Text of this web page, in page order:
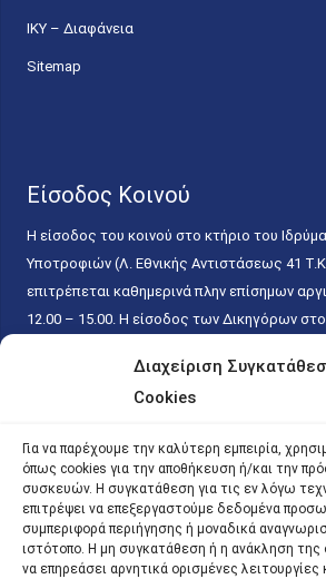
Διαχείριση
Cookies
Για να παρέχουμε την καλύτερη εμπειρία,
όπως cookies για την αποθήκευση ή/και την
συσκευών. Η συγκατάθεση για τις εν λόγω
επιτρέψει να επεξεργαστούμε δεδομένα
συμπεριφορά περιήγησης ή μοναδικά
ιστότοπο. Η μη συγκατάθεση ή η ανάκληση της
να επηρεάσει αρνητικά ορισμένες λειτουργίες
ΙΚΥ – Διαφάνεια
Sitemap
Είσοδος Κοινού
Η είσοδος του κοινού στο κτήριο του
Υποτροφιών (Λ. Εθνικής Αντιστάσεως 41
επιτρέπεται καθημερινά πλην επίσημων
12.00 – 15.00. Η είσοδος των Δικηγόρων στο
κάθε εργάσιμη ημέρα και ώρα χωρίς
περιορισμό. Η είσοδος του κοινού ειδικά
15.00. Η εξυπηρέτηση του κοινού
παγίων ισχυουσών διατάξεων. Για την
εντός του εσωτερικού χώρου
κοινού, η εξυπηρέτησή του δύναται να
προγραμματισμένου ραντεβού.